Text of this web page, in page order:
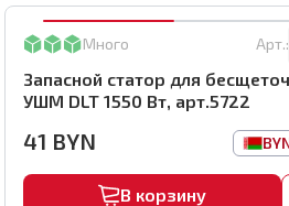
Много Арт.:
Запасной статор для
УШМ DLT 1550 Вт, арт.5722
41 BYN
В корзину